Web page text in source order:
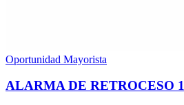
Oportunidad Mayorista
ALARMA DE RETROCESO